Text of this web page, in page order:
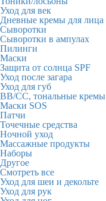
Уход для век
Дневные кремы для лица
Сыворотки
Сыворотки в ампулах
Пилинги
Маски
Защита от солнца SPF
Уход после загара
Уход для губ
BB/CC, тональные кремы
Маски SOS
Патчи
Точечные средства
Ночной уход
Массажные продукты
Наборы
Другое
Смотреть все
Уход для шеи и декольте
Уход для рук